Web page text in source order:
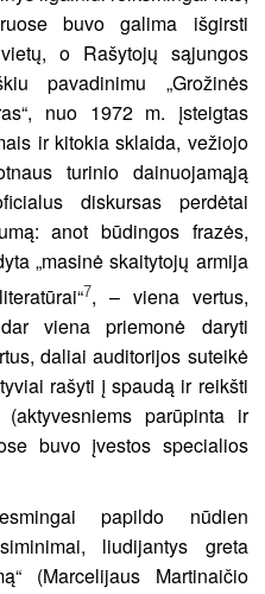
buvo galima išgirsti
o Rašytojų sąjungos
pavadinimu „Grožinės
nuo 1972 m. įsteigtas
ir kitokia sklaida, vežiojo
turinio dainuojamąją
diskursas perdėtai
anot būdingos frazės,
„masinė skaitytojų armija
7, – viena vertus,
viena priemonė daryti
daliai auditorijos suteikė
rašyti į spaudą ir reikšti
parūpinta ir
buvo įvestos specialios
papildo nūdien
liudijantys greta
(Marcelijaus Martinaičio